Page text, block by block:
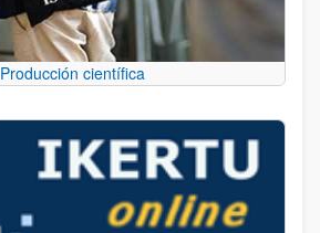
Producción científica